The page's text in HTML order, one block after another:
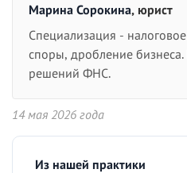
Марина Сорокина, юрист
Специализация -
споры, дробление
решений ФНС.
14 мая 2026 года
Из нашей практики